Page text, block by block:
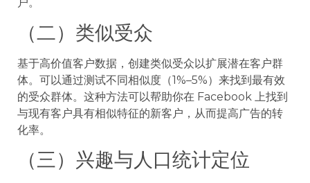
（二）类似受众
基于高价值客户数据，创建类似受众以扩展潜在客户群
体。可以通过测试不同相似度（1%–5%）来找到最有效
的受众群体。这种方法可以帮助你在 Facebook 上找到
与现有客户具有相似特征的新客户，从而提高广告的转
化率。
（三）兴趣与人口统计定位